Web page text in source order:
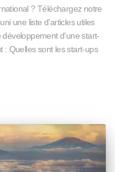
? Téléchargez notre
une liste d’articles utiles
d’une start-
: Quelles sont les start-ups